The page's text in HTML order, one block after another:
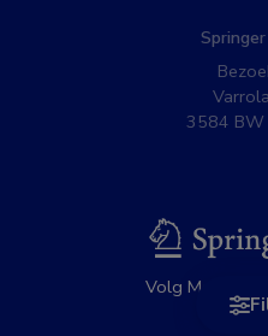
3584 BW
Volg MedNet op: